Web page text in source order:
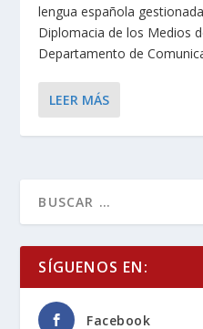
lengua española
Diplomacia de los Medios
Departamento de
LEER MÁS
SÍGUENOS EN:
Facebook